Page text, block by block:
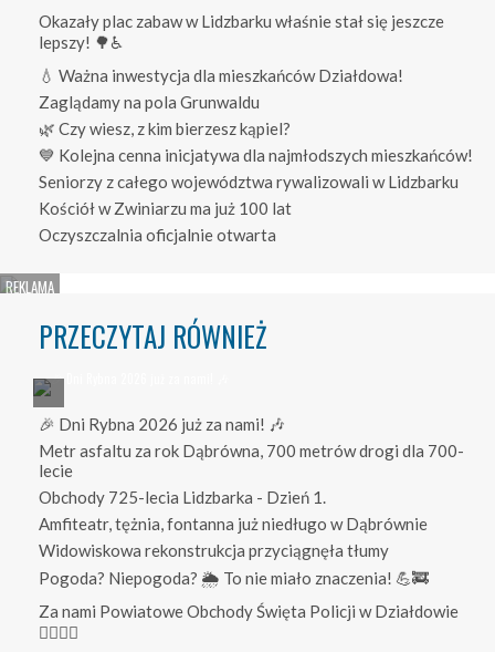
Okazały plac zabaw w Lidzbarku właśnie stał się jeszcze
lepszy! 🌳♿
💧 Ważna inwestycja dla mieszkańców Działdowa!
Zaglądamy na pola Grunwaldu
🌿 Czy wiesz, z kim bierzesz kąpiel?
💙 Kolejna cenna inicjatywa dla najmłodszych mieszkańców!
Seniorzy z całego województwa rywalizowali w Lidzbarku
Kościół w Zwiniarzu ma już 100 lat
Oczyszczalnia oficjalnie otwarta
PRZECZYTAJ RÓWNIEŻ
🎉 Dni Rybna 2026 już za nami! 🎶
Metr asfaltu za rok Dąbrówna, 700 metrów drogi dla 700-
lecie
Obchody 725-lecia Lidzbarka - Dzień 1.
Amfiteatr, tężnia, fontanna już niedługo w Dąbrównie
Widowiskowa rekonstrukcja przyciągnęła tłumy
Pogoda? Niepogoda? 🌦️ To nie miało znaczenia! 💪🚒
Za nami Powiatowe Obchody Święta Policji w Działdowie
👮‍♀️👮‍♂️